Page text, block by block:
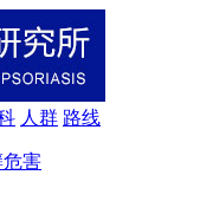
人群 路线
害